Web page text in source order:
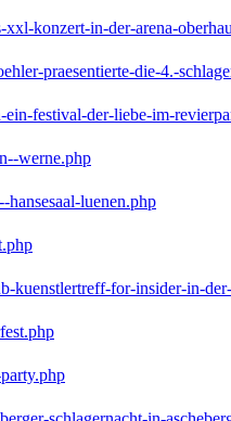
konzert-in-der-arena-
praesentierte-die-4.-
ein-festival-der-liebe-im-
werne.php
luenen.php
kuenstlertreff-for-insider-in-